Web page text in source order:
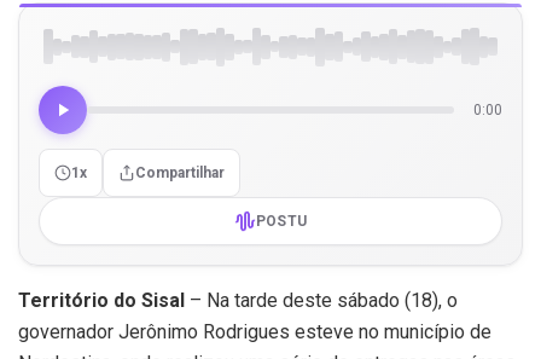
0:00
1x Compartilhar
POSTU
Território do Sisal – Na tarde deste sábado (18), o
governador Jerônimo Rodrigues esteve no município de